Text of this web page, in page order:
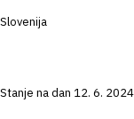
Slovenija
Stanje na dan 12. 6.